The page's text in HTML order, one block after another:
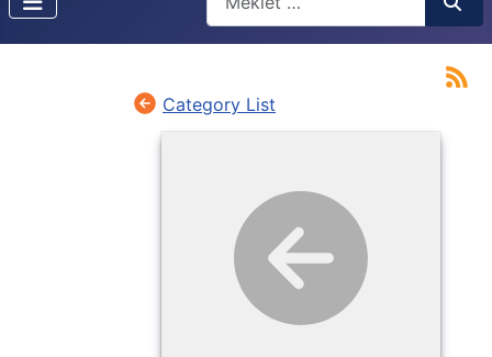
Type 2 or more characters for
Category List